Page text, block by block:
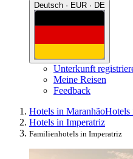
Deutsch · EUR · DE
Unterkunft
Meine Reisen
Feedback
Hotels in MaranhãoHotels
Hotels in Imperatriz
Familienhotels in Imperatriz